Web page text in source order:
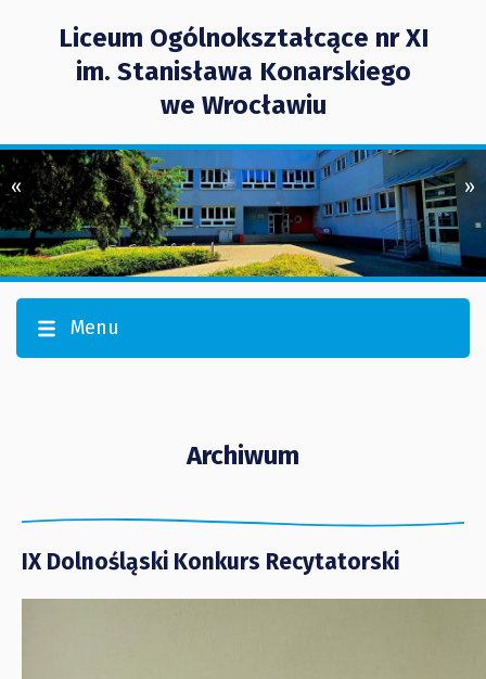
Liceum Ogólnokształcące nr XI
im. Stanisława Konarskiego
we Wrocławiu
« »
Menu
Archiwum
IX Dolnośląski Konkurs Recytatorski